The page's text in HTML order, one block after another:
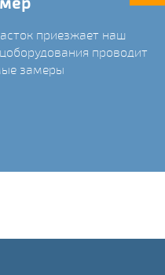
приезжает наш
проводит
замеры